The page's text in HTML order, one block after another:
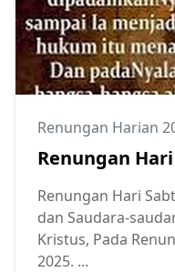
Renungan Harian
Renungan
Renungan Hari
dan Saudara-
Kristus, Pada
2025. ...